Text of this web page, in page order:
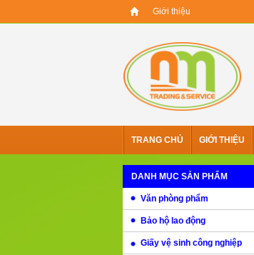
Giới thiệu
TRANG CHỦ GIỚI THIỆU
DANH MỤC SẢN PHẨM
Văn phòng phẩm
Bảo hộ lao động
Giấy vệ sinh công nghiệp